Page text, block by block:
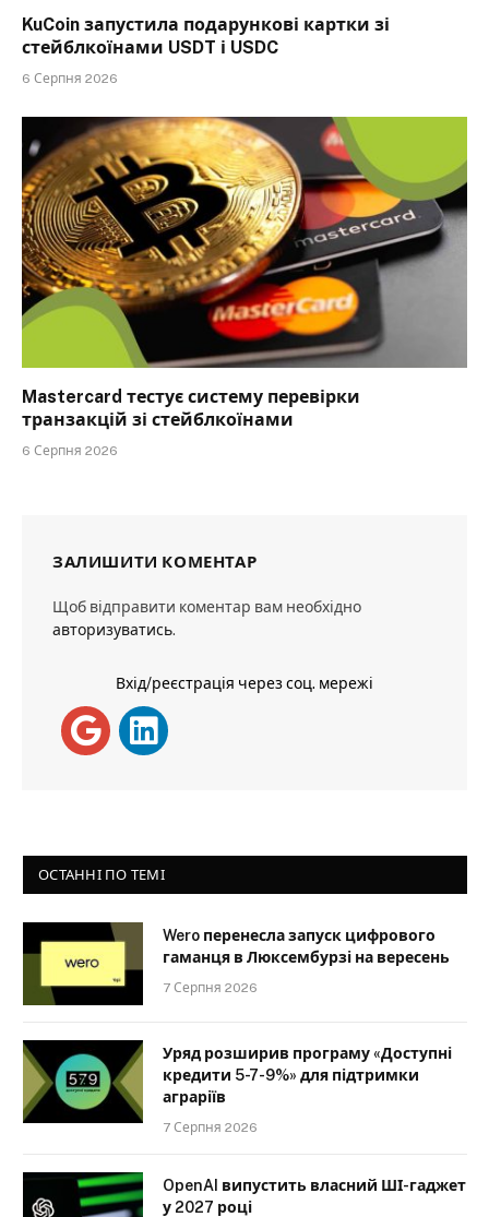
KuCoin запустила подарункові картки зі
стейблкоїнами USDT і USDC
6 Серпня 2026
Mastercard тестує систему перевірки
транзакцій зі стейблкоїнами
6 Серпня 2026
ЗАЛИШИТИ КОМЕНТАР
Щоб відправити коментар вам необхідно
авторизуватись.
Вхід/реєстрація через соц. мережі
ОСТАННІ ПО ТЕМІ
Wero перенесла запуск цифрового
гаманця в Люксембурзі на вересень
7 Серпня 2026
Уряд розширив програму «Доступні
кредити 5-7-9%» для підтримки
аграріїв
7 Серпня 2026
OpenAI випустить власний ШІ-гаджет
у 2027 році